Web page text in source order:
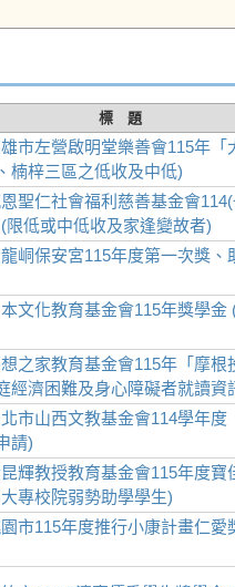
標 題
雄市左營啟明堂樂善會115年
楠梓三區之低收及中低)
恩聖仁社會福利慈善基金會
低或中低收及家逢變故者)
龍峒保安宮115年度第一次獎
本文化教育基金會115年獎學
想之家教育基金會115年「摩
經濟困難及身心障礙者就讀資
北市山西文教基金會114學年
請)
昆輝教授教育基金會115年度
專校院弱勢助學學生)
園市115年度推行小康計畫仁